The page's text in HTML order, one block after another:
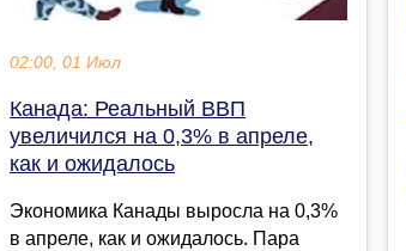
02:00, 01 Июл
Канада: Реальный ВВП
увеличился на 0,3% в апреле,
как и ожидалось
Экономика Канады выросла на 0,3%
в апреле, как и ожидалось. Пара